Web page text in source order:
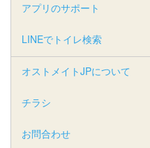
アプリのサポート
LINEでトイレ検索
オストメイトJPについて
チラシ
お問合わせ